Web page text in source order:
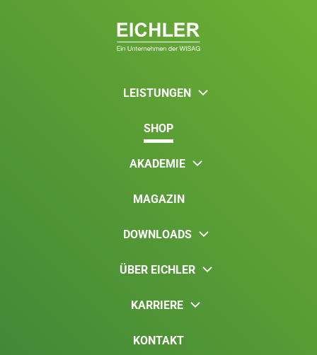
LEISTUNGEN
SHOP
AKADEMIE
MAGAZIN
DOWNLOADS
ÜBER EICHLER
KARRIERE
KONTAKT